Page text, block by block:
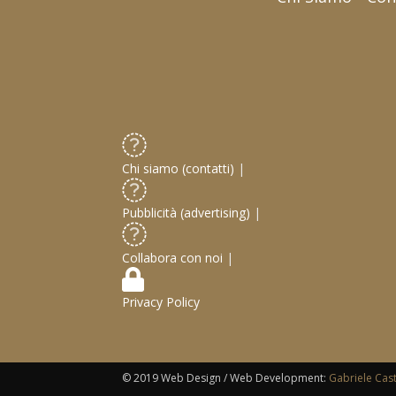
Chi siamo (contatti) |
Pubblicità (advertising) |
Collabora con noi |
Privacy Policy
© 2019 Web Design / Web Development: Gabriele